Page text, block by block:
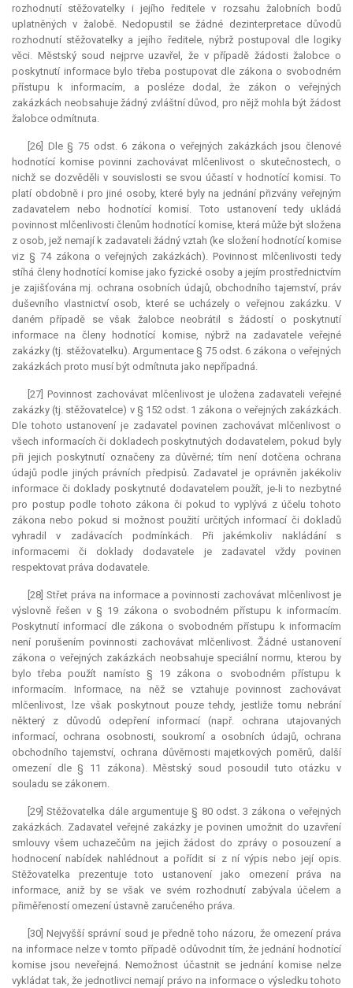
rozhodnutí stěžovatelky i jejího ředitele v rozsahu žalobních bodů
uplatněných v žalobě. Nedopustil se žádné dezinterpretace důvodů
rozhodnutí stěžovatelky a jejího ředitele, nýbrž postupoval dle logiky
věci. Městský soud nejprve uzavřel, že v případě žádosti žalobce o
poskytnutí informace bylo třeba postupovat dle zákona o svobodném
přístupu k informacím, a posléze dodal, že zákon o veřejných
zakázkách neobsahuje žádný zvláštní důvod, pro nějž mohla být žádost
žalobce odmítnuta.
[26] Dle § 75 odst. 6 zákona o veřejných zakázkách jsou členové
hodnotící komise povinni zachovávat mlčenlivost o skutečnostech, o
nichž se dozvěděli v souvislosti se svou účastí v hodnotící komisi. To
platí obdobně i pro jiné osoby, které byly na jednání přizvány veřejným
zadavatelem nebo hodnotící komisí. Toto ustanovení tedy ukládá
povinnost mlčenlivosti členům hodnotící komise, která může být složena
z osob, jež nemají k zadavateli žádný vztah (ke složení hodnotící komise
viz § 74 zákona o veřejných zakázkách). Povinnost mlčenlivosti tedy
stíhá členy hodnotící komise jako fyzické osoby a jejím prostřednictvím
je zajišťována mj. ochrana osobních údajů, obchodního tajemství, práv
duševního vlastnictví osob, které se ucházely o veřejnou zakázku. V
daném případě se však žalobce neobrátil s žádostí o poskytnutí
informace na členy hodnotící komise, nýbrž na zadavatele veřejné
zakázky (tj. stěžovatelku). Argumentace § 75 odst. 6 zákona o veřejných
zakázkách proto musí být odmítnuta jako nepřípadná.
[27] Povinnost zachovávat mlčenlivost je uložena zadavateli veřejné
zakázky (tj. stěžovatelce) v § 152 odst. 1 zákona o veřejných zakázkách.
Dle tohoto ustanovení je zadavatel povinen zachovávat mlčenlivost o
všech informacích či dokladech poskytnutých dodavatelem, pokud byly
při jejich poskytnutí označeny za důvěrné; tím není dotčena ochrana
údajů podle jiných právních předpisů. Zadavatel je oprávněn jakékoliv
informace či doklady poskytnuté dodavatelem použít, je-li to nezbytné
pro postup podle tohoto zákona či pokud to vyplývá z účelu tohoto
zákona nebo pokud si možnost použití určitých informací či dokladů
vyhradil v zadávacích podmínkách. Při jakémkoliv nakládání s
informacemi či doklady dodavatele je zadavatel vždy povinen
respektovat práva dodavatele.
[28] Střet práva na informace a povinnosti zachovávat mlčenlivost je
výslovně řešen v § 19 zákona o svobodném přístupu k informacím.
Poskytnutí informací dle zákona o svobodném přístupu k informacím
není porušením povinnosti zachovávat mlčenlivost. Žádné ustanovení
zákona o veřejných zakázkách neobsahuje speciální normu, kterou by
bylo třeba použít namísto § 19 zákona o svobodném přístupu k
informacím. Informace, na něž se vztahuje povinnost zachovávat
mlčenlivost, lze však poskytnout pouze tehdy, jestliže tomu nebrání
některý z důvodů odepření informací (např. ochrana utajovaných
informací, ochrana osobnosti, soukromí a osobních údajů, ochrana
obchodního tajemství, ochrana důvěrnosti majetkových poměrů, další
omezení dle § 11 zákona). Městský soud posoudil tuto otázku v
souladu se zákonem.
[29] Stěžovatelka dále argumentuje § 80 odst. 3 zákona o veřejných
zakázkách. Zadavatel veřejné zakázky je povinen umožnit do uzavření
smlouvy všem uchazečům na jejich žádost do zprávy o posouzení a
hodnocení nabídek nahlédnout a pořídit si z ní výpis nebo její opis.
Stěžovatelka prezentuje toto ustanovení jako omezení práva na
informace, aniž by se však ve svém rozhodnutí zabývala účelem a
přiměřeností omezení ústavně zaručeného práva.
[30] Nejvyšší správní soud je předně toho názoru, že omezení práva
na informace nelze v tomto případě odůvodnit tím, že jednání hodnotící
komise jsou neveřejná. Nemožnost účastnit se jednání komise nelze
vykládat tak, že jednotlivci nemají právo na informace o výsledku tohoto